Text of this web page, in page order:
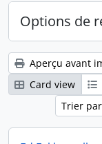
Options de
Aperçu avant
Card view
Trier